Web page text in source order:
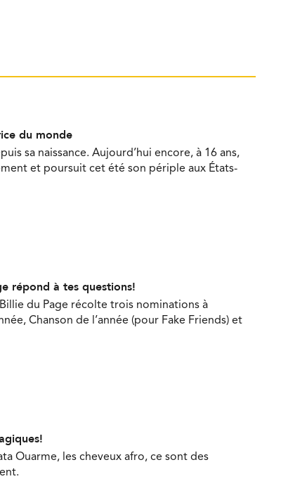
du monde
sa naissance. Aujourd’hui encore, à 16 ans,
et poursuit cet été son périple aux États-
répond à tes questions!
du Page récolte trois nominations à
Chanson de l’année (pour Fake Friends) et
Ouarme, les cheveux afro, ce sont des